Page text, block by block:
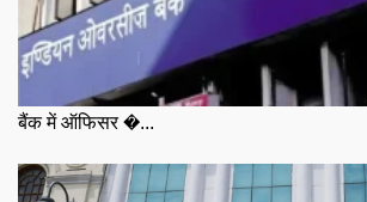
बैंक में ऑफिसर �...